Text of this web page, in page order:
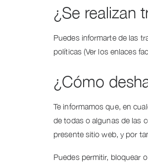
¿Se realizan
Puedes informarte de las
políticas (Ver los enlaces
¿Cómo
Te informamos que, en
de todas o algunas de las
presente sitio web, y por
Puedes permitir, bloquear